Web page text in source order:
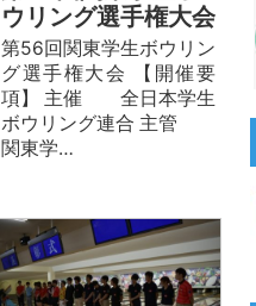
ウリング選手権大会
第56回関東学生ボウリン
グ選手権大会 【開催要
項】 主催 全日本学生
ボウリング連合 主管
関東学…